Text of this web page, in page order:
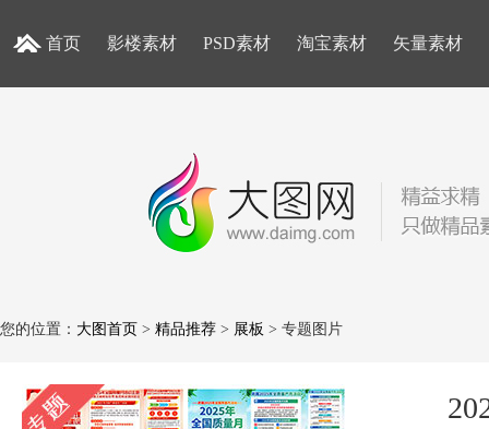
首页 影楼素材 PSD素材 淘宝素材 矢量素材
您的位置： 大图首页 > 精品推荐 > 展板 > 专题图片